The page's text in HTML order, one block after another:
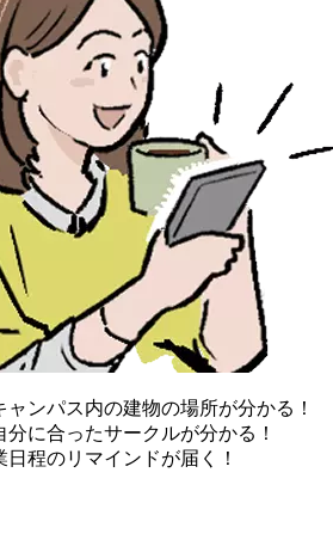
ンパス内の建物の場所が分かる！
に合ったサークルが分かる！
程のリマインドが届く！